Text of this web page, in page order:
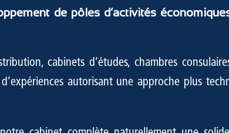
de pôles d’activités
cabinets d’études, chambres
autorisant une approche plus